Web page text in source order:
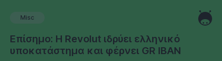
Misc
Επίσημο: Η Revolut ιδρύει ελληνικό
υποκατάστημα και φέρνει GR IBAN